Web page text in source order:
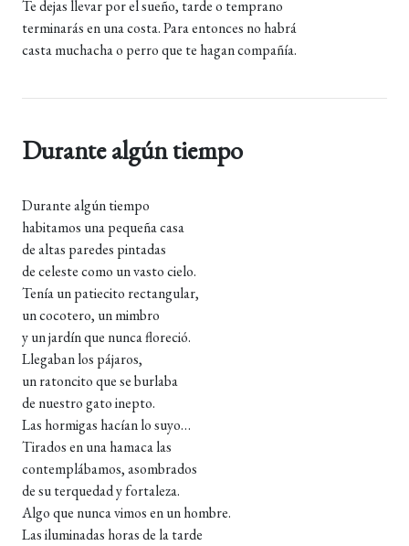
Te dejas llevar por el sueño, tarde o temprano
terminarás en una costa. Para entonces no habrá
casta muchacha o perro que te hagan compañía.
Durante algún tiempo
Durante algún tiempo
habitamos una pequeña casa
de altas paredes pintadas
de celeste como un vasto cielo.
Tenía un patiecito rectangular,
un cocotero, un mimbro
y un jardín que nunca floreció.
Llegaban los pájaros,
un ratoncito que se burlaba
de nuestro gato inepto.
Las hormigas hacían lo suyo…
Tirados en una hamaca las
contemplábamos, asombrados
de su terquedad y fortaleza.
Algo que nunca vimos en un hombre.
Las iluminadas horas de la tarde